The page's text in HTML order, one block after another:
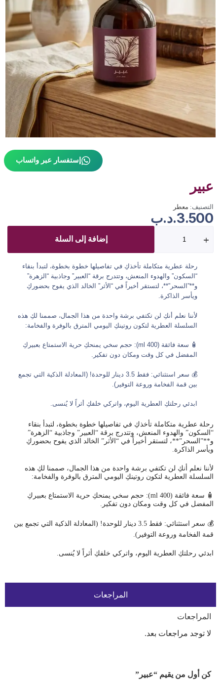
عبير
التصنيف: معطر
3.500.د.ب
إضافة إلى السلة
رحلة عطرية متكاملة تأخذكِ في تفاصيلها خطوة بخطوة، لتبدأ بنقاء
“السكون” والهدوء المنعش، وتتدرج برقة “العبير” وجاذبية “الزهرة”
و**”السحر”**، لتستقر أخيراً في “الأثر” الخالد الذي يفوح بحضوركِ
ويأسر الذاكرة.
لأننا نعلم أنكِ لن تكتفي برشة واحدة من هذا الجمال، صممنا لكِ هذه
السلسلة العطرية لتكون روتينكِ اليومي المترق بالوفرة والفخامة:
🧴 سعة فائقة (400 ml): حجم سخي يمنحكِ حرية الاستمتاع بعبيركِ
المفضل في كل وقت ومكان دون تفكير.
💰 سعر استثنائي: فقط 3.5 دينار للوحدة! (المعادلة الذكية التي تجمع
بين قمة الفخامة وروعة التوفير).
ابدئي رحلتكِ العطرية اليوم، واتركي خلفكِ أثراً لا يُنسى.
رحلة عطرية متكاملة تأخذكِ في تفاصيلها خطوة بخطوة، لتبدأ بنقاء
“السكون” والهدوء المنعش، وتتدرج برقة “العبير” وجاذبية “الزهرة”
و**”السحر”**، لتستقر أخيراً في “الأثر” الخالد الذي يفوح بحضوركِ
ويأسر الذاكرة.
لأننا نعلم أنكِ لن تكتفي برشة واحدة من هذا الجمال، صممنا لكِ هذه
السلسلة العطرية لتكون روتينكِ اليومي المترق بالوفرة والفخامة:
🧴 سعة فائقة (400 ml): حجم سخي يمنحكِ حرية الاستمتاع بعبيركِ
المفضل في كل وقت ومكان دون تفكير.
💰 سعر استثنائي: فقط 3.5 دينار للوحدة! (المعادلة الذكية التي تجمع بين
قمة الفخامة وروعة التوفير).
ابدئي رحلتكِ العطرية اليوم، واتركي خلفكِ أثراً لا يُنسى.
إستفسار عبر واتساب
المراجعات
المراجعات
لا توجد مراجعات بعد.
كن أول من يقيم “عبير”